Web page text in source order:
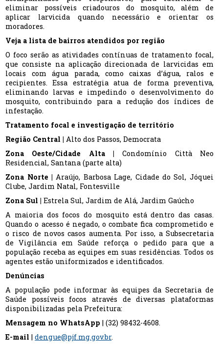
eliminar possíveis criadouros do mosquito, além de
aplicar larvicida quando necessário e orientar os
moradores.
Veja a lista de bairros atendidos por região
O foco serão as atividades contínuas de tratamento focal,
que consiste na aplicação direcionada de larvicidas em
locais com água parada, como caixas d’água, ralos e
recipientes. Essa estratégia atua de forma preventiva,
eliminando larvas e impedindo o desenvolvimento do
mosquito, contribuindo para a redução dos índices de
infestação.
Tratamento focal e investigação de território
Região Central |Alto dos Passos, Democrata
Zona Oeste/Cidade Alta |Condomínio Città Neo
Residencial, Santana (parte alta)
Zona Norte |Araújo, Barbosa Lage, Cidade do Sol, Jóquei
Clube, Jardim Natal, Fontesville
Zona Sul |Estrela Sul, Jardim de Alá, Jardim Gaúcho
A maioria dos focos do mosquito está dentro das casas.
Quando o acesso é negado, o combate fica comprometido e
o risco de novos casos aumenta. Por isso, a Subsecretaria
de Vigilância em Saúde reforça o pedido para que a
população receba as equipes em suas residências. Todos os
agentes estão uniformizados e identificados.
Denúncias
A população pode informar às equipes da Secretaria de
Saúde possíveis focos através de diversas plataformas
disponibilizadas pela Prefeitura:
Mensagem no WhatsApp | (32) 98432-4608.
E-mail |dengue@pjf.mg.gov.br.